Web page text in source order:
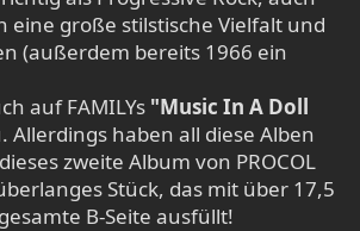
eine große stilstische Vielfalt und
(außerdem bereits 1966 ein
auf FAMILYs "Music In A Doll
Allerdings haben all diese Alben
zweite Album von PROCOL
Stück, das mit über 17,5
B-Seite ausfüllt!